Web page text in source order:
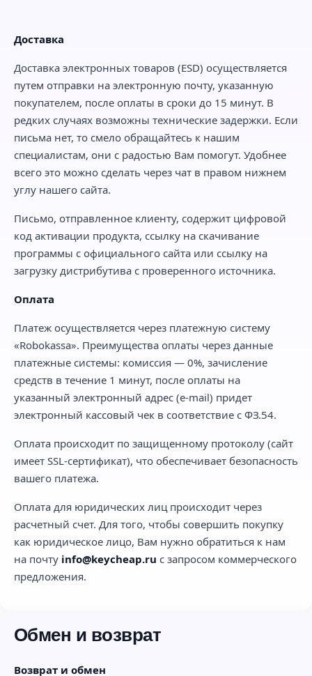
Доставка
Доставка электронных товаров (ESD) осуществляется
путем отправки на электронную почту, указанную
покупателем, после оплаты в сроки до 15 минут. В
редких случаях возможны технические задержки. Если
письма нет, то смело обращайтесь к нашим
специалистам, они с радостью Вам помогут. Удобнее
всего это можно сделать через чат в правом нижнем
углу нашего сайта.
Письмо, отправленное клиенту, содержит цифровой
код активации продукта, ссылку на скачивание
программы с официального сайта или ссылку на
загрузку дистрибутива с проверенного источника.
Оплата
Платеж осуществляется через платежную систему
«Robokassa». Преимущества оплаты через данные
платежные системы: комиссия — 0%, зачисление
средств в течение 1 минут, после оплаты на
указанный электронный адрес (e-mail) придет
электронный кассовый чек в соответствие с ФЗ.54.
Оплата происходит по защищенному протоколу (сайт
имеет SSL-сертификат), что обеспечивает безопасность
вашего платежа.
Оплата для юридических лиц происходит через
расчетный счет. Для того, чтобы совершить покупку
как юридическое лицо, Вам нужно обратиться к нам
на почту info@keycheap.ru с запросом коммерческого
предложения.
Обмен и возврат
Возврат и обмен